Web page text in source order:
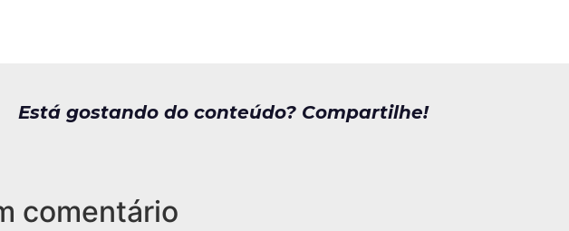
Está gostando do conteúdo? Compartilhe!
comentário